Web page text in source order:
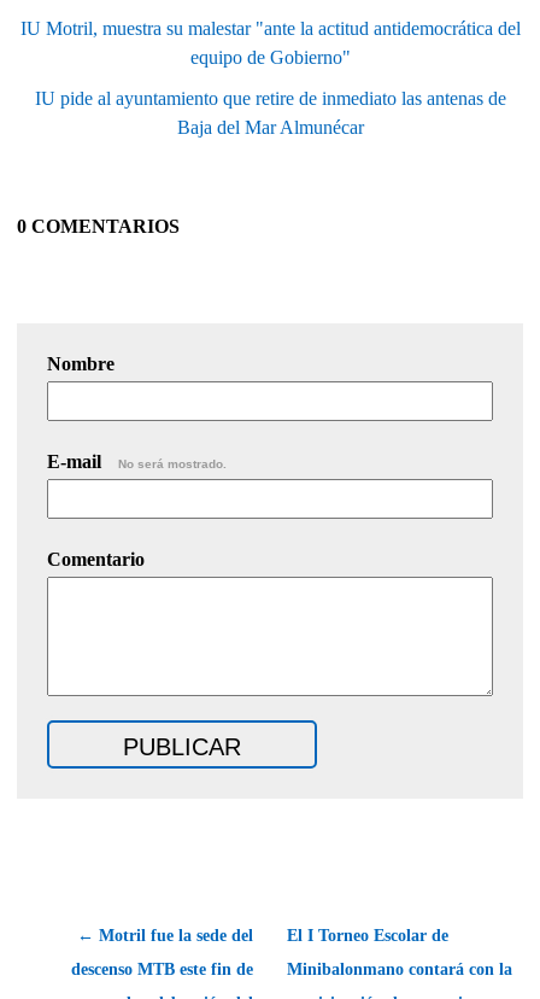
IU Motril, muestra su malestar "ante la actitud antidemocrática del
equipo de Gobierno"
IU pide al ayuntamiento que retire de inmediato las antenas de
Baja del Mar Almunécar
0 COMENTARIOS
Nombre
E-mail No será mostrado.
Comentario
← Motril fue la sede del
descenso MTB este fin de
El I Torneo Escolar de
Minibalonmano contará con la